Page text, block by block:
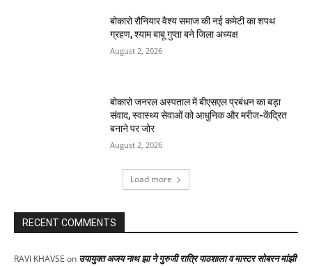
बोकारो रौनियार वैश्य समाज की नई कमेटी का शपथ
ग्रहण, श्याम बाबू गुप्ता बने जिला अध्यक्ष
August 2, 2026
बोकारो जनरल अस्पताल में बीएसएल प्रबंधन का बड़ा
संवाद, स्वास्थ्य सेवाओं को आधुनिक और मरीज-केंद्रित
बनाने पर जोर
August 2, 2026
Load more
RECENT COMMENTS
RAVI KHAVSE on उपायुक्त अजय नाथ झा ने गुरुजी रात्रि पाठशाला व मास्टर सोबरन मांझी